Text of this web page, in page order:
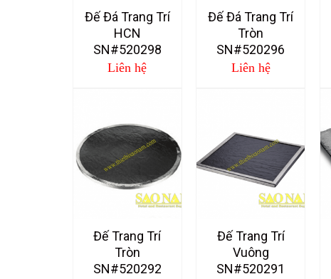
Đế Đá Trang Trí
HCN
SN#520298
Liên hệ
Đế Đá Trang Trí
Tròn
SN#520296
Liên hệ
Đế Trang Trí
Tròn
SN#520292
Đế Trang Trí
Vuông
SN#520291